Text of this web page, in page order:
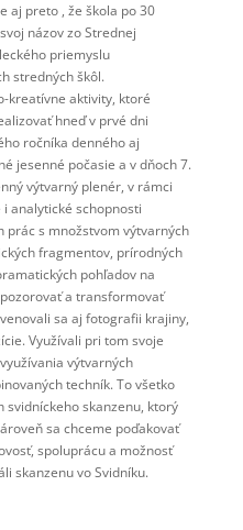
aj preto , že škola po 30
názov zo Strednej
priemyslu
stredných škôl.
kreatívne aktivity, ktoré
hneď v prvé dni
ročníka denného aj
jesenné počasie a v dňoch 7.
výtvarný plenér, v rámci
analytické schopnosti
s množstvom výtvarných
fragmentov, prírodných
pohľadov na
a transformovať
sa aj fotografii krajiny,
Využívali pri tom svoje
výtvarných
techník. To všetko
skanzenu, ktorý
sa chceme poďakovať
spoluprácu a možnosť
skanzenu vo Svidníku.